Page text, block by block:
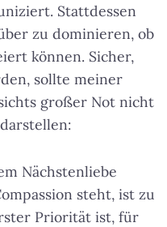
Stattdessen
zu dominieren, ob
können. Sicher,
sollte meiner
großer Not nicht
Nächstenliebe
steht, ist zu
Priorität ist, für